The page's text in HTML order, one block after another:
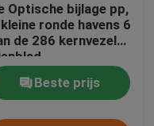
Optische bijlage pp,
ronde havens 6
de 286 kernvezel
Beste prijs